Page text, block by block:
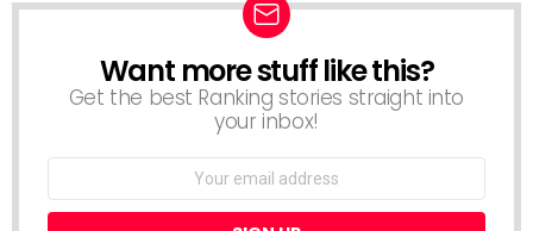
NEWSLETTER
Want more stuff like this?
Get the best Ranking stories straight into
your inbox!